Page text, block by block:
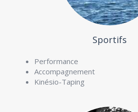
Sportifs
Performance
Accompagnement
Kinésio-Taping